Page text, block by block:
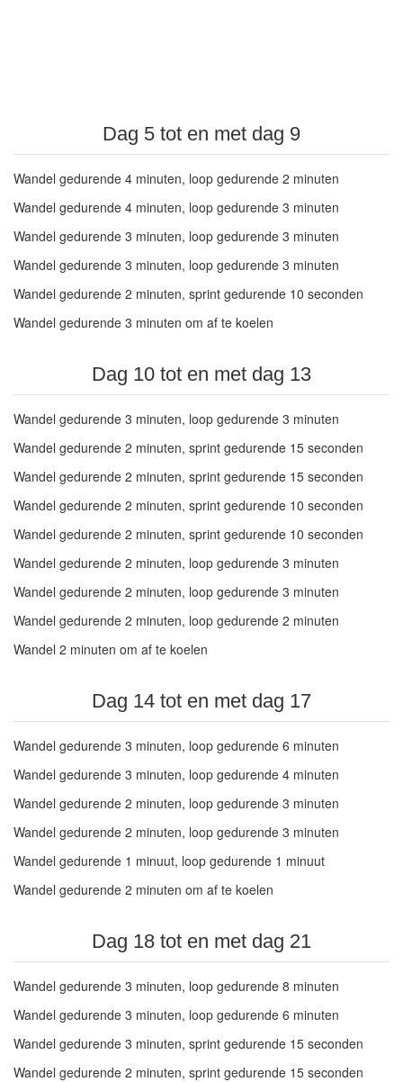
Dag 5 tot en met dag 9
Wandel gedurende 4 minuten, loop gedurende 2 minuten
Wandel gedurende 4 minuten, loop gedurende 3 minuten
Wandel gedurende 3 minuten, loop gedurende 3 minuten
Wandel gedurende 3 minuten, loop gedurende 3 minuten
Wandel gedurende 2 minuten, sprint gedurende 10 seconden
Wandel gedurende 3 minuten om af te koelen
Dag 10 tot en met dag 13
Wandel gedurende 3 minuten, loop gedurende 3 minuten
Wandel gedurende 2 minuten, sprint gedurende 15 seconden
Wandel gedurende 2 minuten, sprint gedurende 15 seconden
Wandel gedurende 2 minuten, sprint gedurende 10 seconden
Wandel gedurende 2 minuten, sprint gedurende 10 seconden
Wandel gedurende 2 minuten, loop gedurende 3 minuten
Wandel gedurende 2 minuten, loop gedurende 3 minuten
Wandel gedurende 2 minuten, loop gedurende 2 minuten
Wandel 2 minuten om af te koelen
Dag 14 tot en met dag 17
Wandel gedurende 3 minuten, loop gedurende 6 minuten
Wandel gedurende 3 minuten, loop gedurende 4 minuten
Wandel gedurende 2 minuten, loop gedurende 3 minuten
Wandel gedurende 2 minuten, loop gedurende 3 minuten
Wandel gedurende 1 minuut, loop gedurende 1 minuut
Wandel gedurende 2 minuten om af te koelen
Dag 18 tot en met dag 21
Wandel gedurende 3 minuten, loop gedurende 8 minuten
Wandel gedurende 3 minuten, loop gedurende 6 minuten
Wandel gedurende 3 minuten, sprint gedurende 15 seconden
Wandel gedurende 2 minuten, sprint gedurende 15 seconden